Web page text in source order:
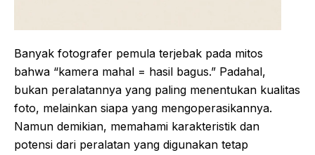
Banyak fotografer pemula terjebak pada mitos
bahwa “kamera mahal = hasil bagus.” Padahal,
bukan peralatannya yang paling menentukan kualitas
foto, melainkan siapa yang mengoperasikannya.
Namun demikian, memahami karakteristik dan
potensi dari peralatan yang digunakan tetap